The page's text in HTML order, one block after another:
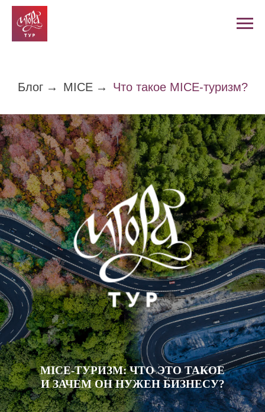
Блог → MICE → Что такое MICE-туризм?
MICE-ТУРИЗМ: ЧТО ЭТО ТАКОЕ
И ЗАЧЕМ ОН НУЖЕН БИЗНЕСУ?